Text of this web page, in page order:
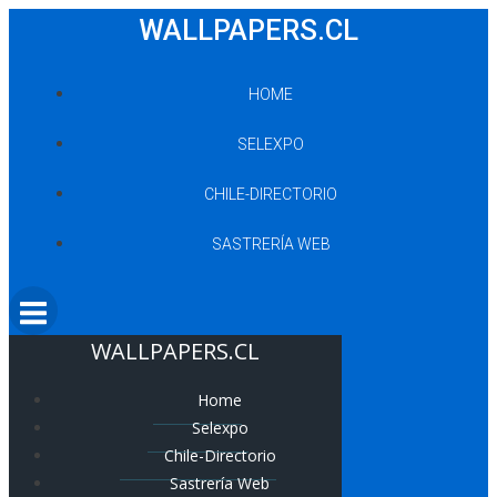
WALLPAPERS.CL
HOME
SELEXPO
CHILE-DIRECTORIO
SASTRERÍA WEB
WALLPAPERS.CL
Home
Selexpo
Chile-Directorio
Sastrería Web